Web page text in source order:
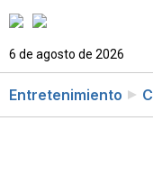
6 de agosto de 2026
Entretenimiento